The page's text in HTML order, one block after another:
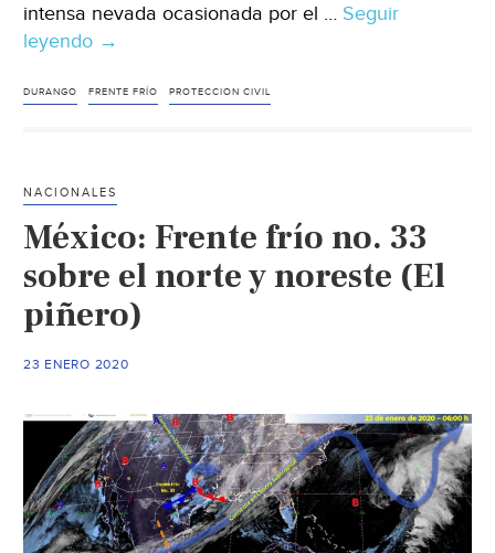
intensa nevada ocasionada por el … Seguir
leyendo Durango:
nevadas
del
estado
Jornada)
→
DURANGO FRENTE FRÍO PROTECCION CIVIL
NACIONALES
México: Frente frío no. 33
sobre el norte y noreste (El
piñero)
23 ENERO 2020